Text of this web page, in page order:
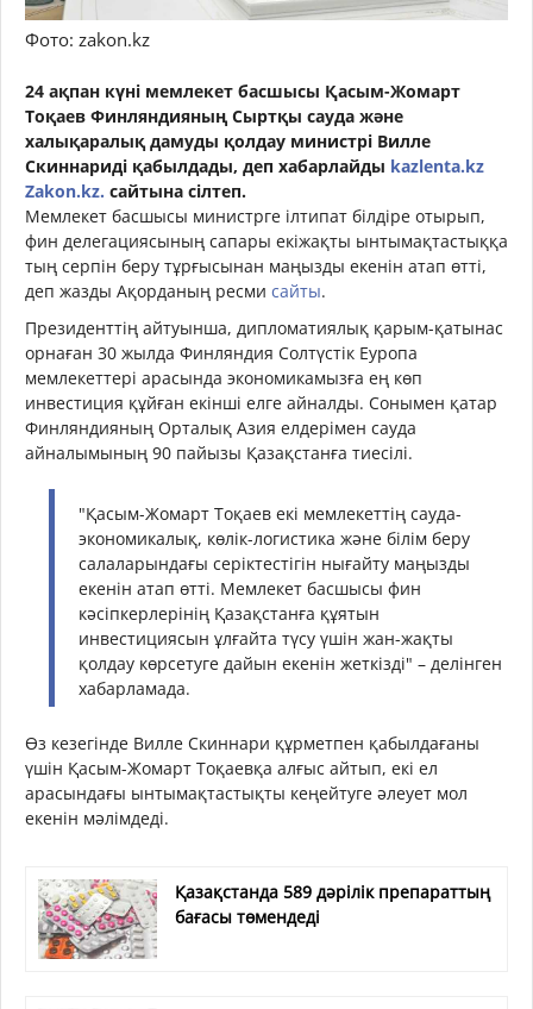
Фото: zakon.kz
24 ақпан күні мемлекет басшысы Қасым-Жомарт
Тоқаев Финляндияның Сыртқы сауда және
халықаралық дамуды қолдау министрі Вилле
Скиннариді қабылдады, деп хабарлайды kazlenta.kz
Zakon.kz. сайтына сілтеп.
Мемлекет басшысы министрге ілтипат білдіре отырып,
фин делегациясының сапары екіжақты ынтымақтастыққа
тың серпін беру тұрғысынан маңызды екенін атап өтті,
деп жазды Ақорданың ресми сайты.
Президенттің айтуынша, дипломатиялық қарым-қатынас
орнаған 30 жылда Финляндия Солтүстік Еуропа
мемлекеттері арасында экономикамызға ең көп
инвестиция құйған екінші елге айналды. Сонымен қатар
Финляндияның Орталық Азия елдерімен сауда
айналымының 90 пайызы Қазақстанға тиесілі.
"Қасым-Жомарт Тоқаев екі мемлекеттің сауда-
экономикалық, көлік-логистика және білім беру
салаларындағы серіктестігін нығайту маңызды
екенін атап өтті. Мемлекет басшысы фин
кәсіпкерлерінің Қазақстанға құятын
инвестициясын ұлғайта түсу үшін жан-жақты
қолдау көрсетуге дайын екенін жеткізді" – делінген
хабарламада.
Өз кезегінде Вилле Скиннари құрметпен қабылдағаны
үшін Қасым-Жомарт Тоқаевқа алғыс айтып, екі ел
арасындағы ынтымақтастықты кеңейтуге әлеует мол
екенін мәлімдеді.
Қазақстанда 589 дәрілік препараттың
бағасы төмендеді